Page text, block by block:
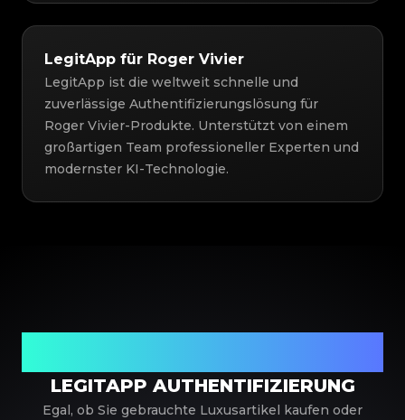
LegitApp für Roger Vivier
LegitApp ist die weltweit schnelle und
zuverlässige Authentifizierungslösung für
Roger Vivier-Produkte. Unterstützt von einem
großartigen Team professioneller Experten und
modernster KI-Technologie.
LEGITAPP AUTHENTIFIZIERUNG
Egal, ob Sie gebrauchte Luxusartikel kaufen oder